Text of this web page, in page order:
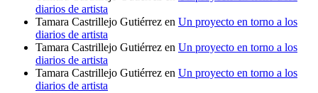
diarios de artista
Tamara Castrillejo Gutiérrez en Un proyecto en torno a los
diarios de artista
Tamara Castrillejo Gutiérrez en Un proyecto en torno a los
diarios de artista
Tamara Castrillejo Gutiérrez en Un proyecto en torno a los
diarios de artista